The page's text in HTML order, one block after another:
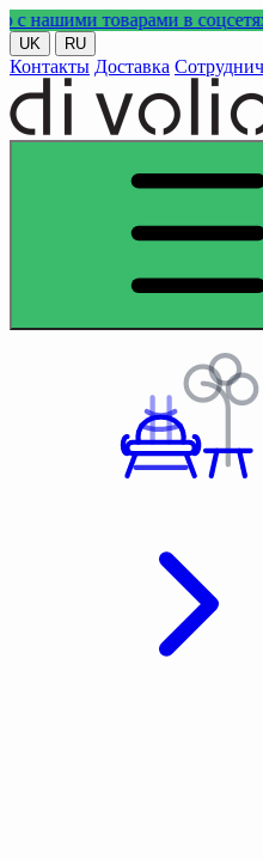
в соцсетях и
UK RU
Контакты Доставка